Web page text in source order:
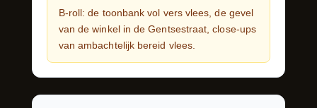
B-roll: de toonbank vol vers vlees, de gevel
van de winkel in de Gentsestraat, close-ups
van ambachtelijk bereid vlees.